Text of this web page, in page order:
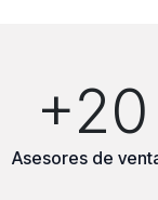
+20
Asesores de